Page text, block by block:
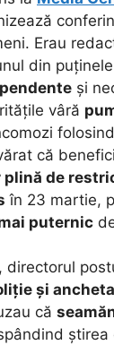
Erau
din
și
vâră
folosind
că
de
în 23 martie,
puternic
, directorul
și
că
știrea